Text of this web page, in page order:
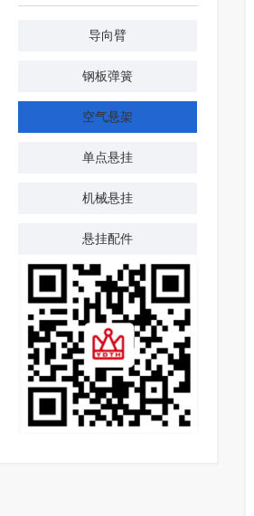
导向臂
钢板弹簧
空气悬架
单点悬挂
机械悬挂
悬挂配件